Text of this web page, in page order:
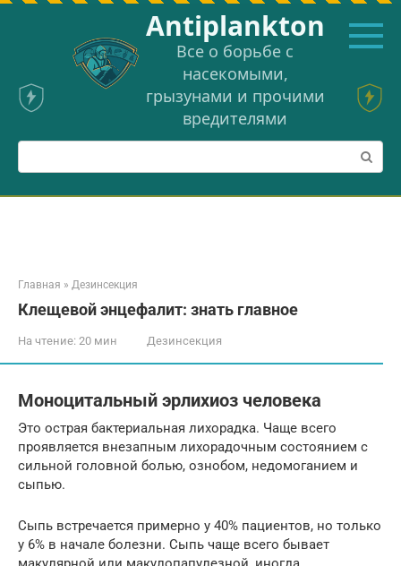
Перейти
Аntiplankton
Все о борьбе с
насекомыми,
грызунами и прочими
вредителями
Поиск:
Главная » Дезинсекция
Клещевой энцефалит: знать главное
На чтение: 20 мин Дезинсекция
Моноцитальный эрлихиоз человека
Это острая бактериальная лихорадка. Чаще всего
проявляется внезапным лихорадочным состоянием с
сильной головной болью, ознобом, недомоганием и
сыпью.
Сыпь встречается примерно у 40% пациентов, но только
у 6% в начале болезни. Сыпь чаще всего бывает